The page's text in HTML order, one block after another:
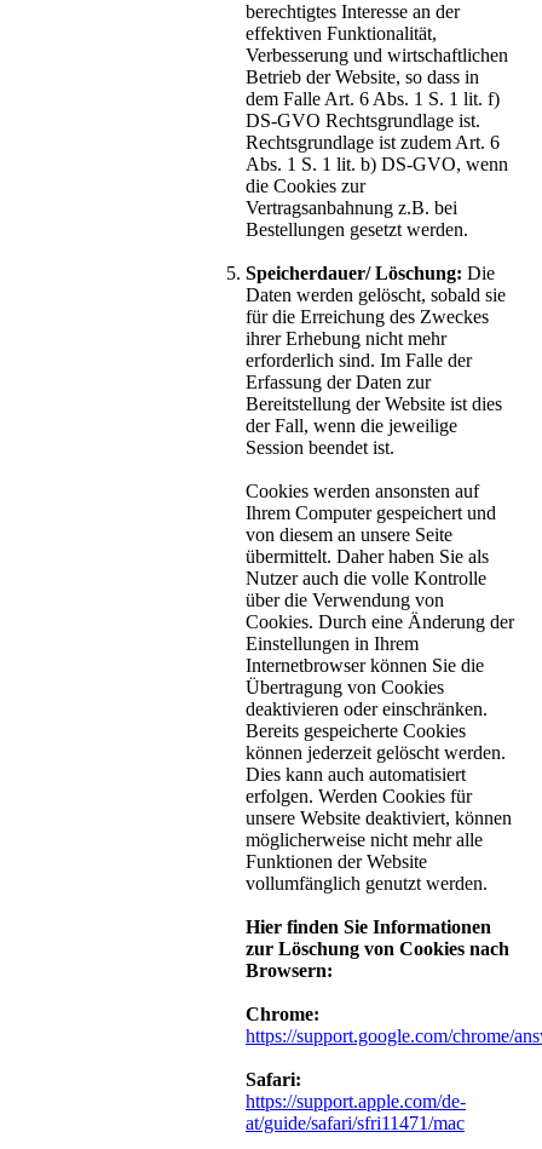
berechtigtes Interesse an der
effektiven Funktionalität,
Verbesserung und wirtschaftlichen
Betrieb der Website, so dass in
dem Falle Art. 6 Abs. 1 S. 1 lit. f)
DS-GVO Rechtsgrundlage ist.
Rechtsgrundlage ist zudem Art. 6
Abs. 1 S. 1 lit. b) DS-GVO, wenn
die Cookies zur
Vertragsanbahnung z.B. bei
Bestellungen gesetzt werden.
Speicherdauer/ Löschung: Die
Daten werden gelöscht, sobald sie
für die Erreichung des Zweckes
ihrer Erhebung nicht mehr
erforderlich sind. Im Falle der
Erfassung der Daten zur
Bereitstellung der Website ist dies
der Fall, wenn die jeweilige
Session beendet ist.
Cookies werden ansonsten auf
Ihrem Computer gespeichert und
von diesem an unsere Seite
übermittelt. Daher haben Sie als
Nutzer auch die volle Kontrolle
über die Verwendung von
Cookies. Durch eine Änderung der
Einstellungen in Ihrem
Internetbrowser können Sie die
Übertragung von Cookies
deaktivieren oder einschränken.
Bereits gespeicherte Cookies
können jederzeit gelöscht werden.
Dies kann auch automatisiert
erfolgen. Werden Cookies für
unsere Website deaktiviert, können
möglicherweise nicht mehr alle
Funktionen der Website
vollumfänglich genutzt werden.
Hier finden Sie Informationen
zur Löschung von Cookies nach
Browsern:
Chrome:
https://support.google.com/chrome/
Safari:
https://support.apple.com/de-
at/guide/safari/sfri11471/mac